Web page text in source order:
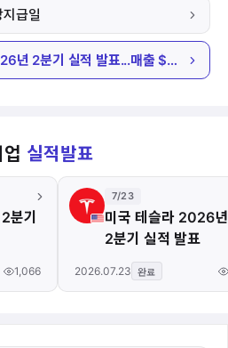
급일
마이크로소프트 2026년 2분기 실적 발표...매출 $900억, 예상치 상회
실적발표
분기
1,066
7/23
미국 테슬라 2026년
2분기 실적 발표
2026.07.23 완료